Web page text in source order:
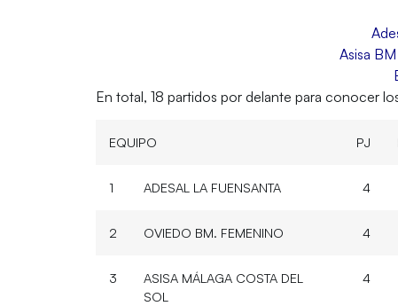
Asisa
En total, 18 partidos por delante para conocer
EQUIPO PJ
1 ADESAL LA FUENSANTA 4
2 OVIEDO BM. FEMENINO 4
3
ASISA MÁLAGA COSTA DEL
SOL
4